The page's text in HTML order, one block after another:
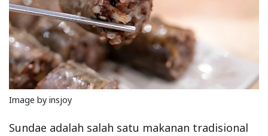
Image by insjoy
Sundae adalah salah satu makanan tradisional